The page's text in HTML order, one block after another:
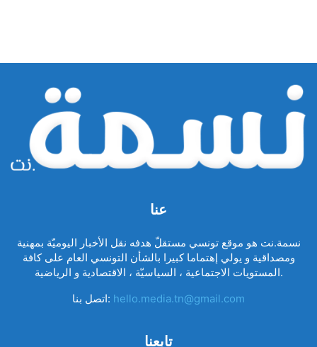
عنا
نسمة.نت هو موقع تونسي مستقلّ هدفه نقل الأخبار اليوميّة بمهنية
ومصداقية و يولي إهتماما كبيرا بالشأن التونسي العام على كافة
المستويات الاجتماعية ، السياسيّة ، الاقتصادية و الرياضية.
اتصل بنا: hello.media.tn@gmail.com
تابعنا